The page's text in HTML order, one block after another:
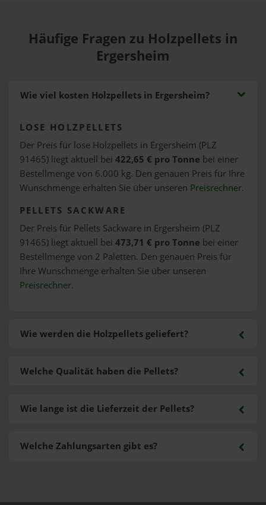
Häufige Fragen zu Holzpellets in
Ergersheim
Wie viel kosten Holzpellets in Ergersheim?
LOSE HOLZPELLETS
Der Preis für lose Holzpellets in Ergersheim (PLZ
91465) liegt aktuell bei 422,65 € pro Tonne bei einer
Bestellmenge von 6.000 kg. Den genauen Preis für Ihre
Wunschmenge erhalten Sie über unseren Preisrechner.
PELLETS SACKWARE
Der Preis für Pellets Sackware in Ergersheim (PLZ
91465) liegt aktuell bei 473,71 € pro Tonne bei einer
Bestellmenge von 2 Paletten. Den genauen Preis für
Ihre Wunschmenge erhalten Sie über unseren
Preisrechner.
Wie werden die Holzpellets geliefert?
Welche Zahlungsarten gibt es?
Welche Qualität haben die Pellets?
Wie lange ist die Lieferzeit der Pellets?